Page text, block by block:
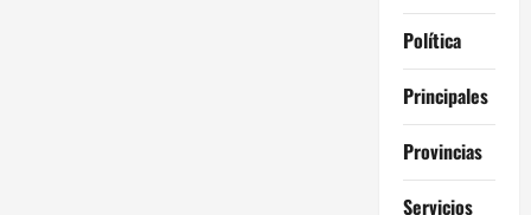
Política
Principales
Provincias
Servicios